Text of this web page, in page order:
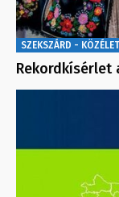
SZEKSZÁRD - KÖZÉLET
Rekordkísérlet